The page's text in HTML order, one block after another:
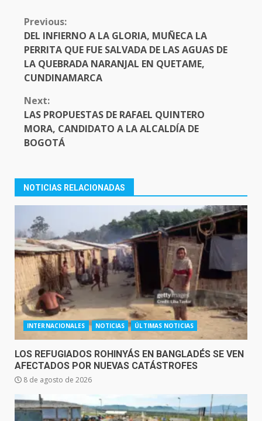
CONTINUE
READING
Previous:
DEL INFIERNO A LA GLORIA, MUÑECA LA
PERRITA QUE FUE SALVADA DE LAS AGUAS DE
LA QUEBRADA NARANJAL EN QUETAME,
CUNDINAMARCA
Next:
LAS PROPUESTAS DE RAFAEL QUINTERO
MORA, CANDIDATO A LA ALCALDÍA DE
BOGOTÁ
NOTICIAS RELACIONADAS
INTERNACIONALES NOTICIAS ÚLTIMAS NOTICIAS
LOS REFUGIADOS ROHINYÁS EN BANGLADÉS SE VEN
AFECTADOS POR NUEVAS CATÁSTROFES
8 de agosto de 2026